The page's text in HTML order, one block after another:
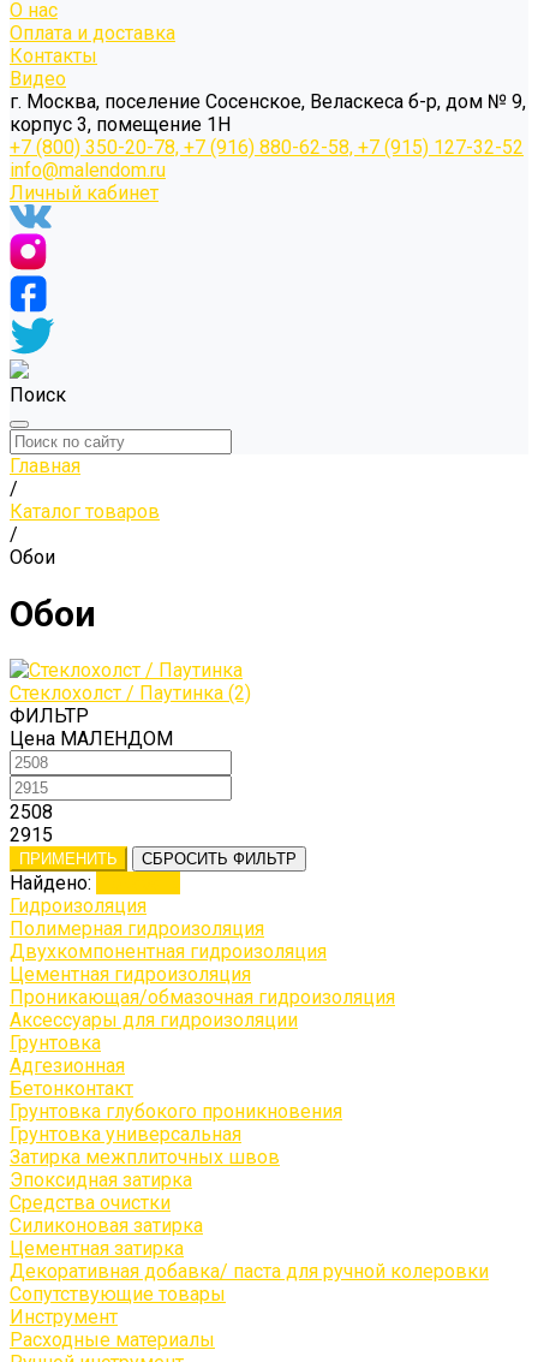
О нас
Оплата и доставка
Контакты
Видео
г. Москва, поселение Сосенское, Веласкеса б-р, дом № 9,
корпус 3, помещение 1Н
+7 (800) 350-20-78, +7 (916) 880-62-58, +7 (915) 127-32-52
info@malendom.ru
Личный кабинет
Поиск
Главная
/
Каталог товаров
/
Обои
Обои
Стеклохолст / Паутинка (2)
ФИЛЬТР
Цена МАЛЕНДОМ
2508
2915
ПРИМЕНИТЬ СБРОСИТЬ ФИЛЬТР
Найдено:
Гидроизоляция
Полимерная гидроизоляция
Двухкомпонентная гидроизоляция
Цементная гидроизоляция
Проникающая/обмазочная гидроизоляция
Аксессуары для гидроизоляции
Грунтовка
Адгезионная
Бетонконтакт
Грунтовка глубокого проникновения
Грунтовка универсальная
Затирка межплиточных швов
Эпоксидная затирка
Средства очистки
Силиконовая затирка
Цементная затирка
Декоративная добавка/ паста для ручной колеровки
Сопутствующие товары
Инструмент
Расходные материалы